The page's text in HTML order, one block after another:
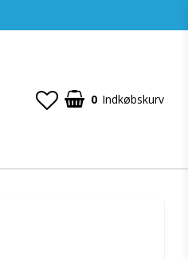
0 Indkøbskurv